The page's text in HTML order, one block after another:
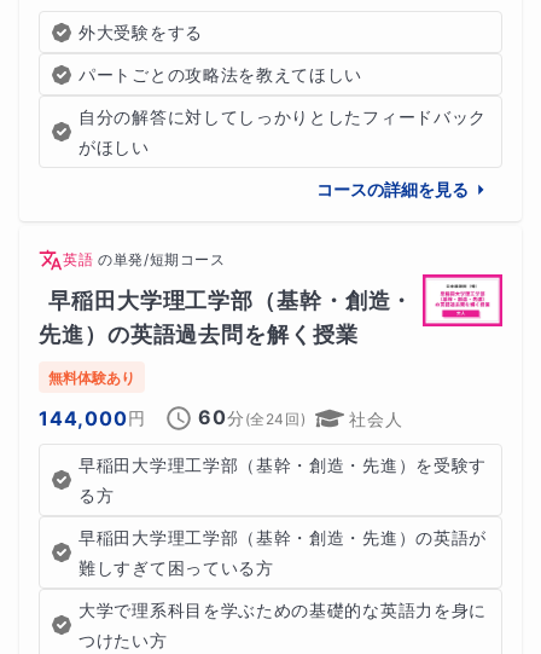
外大受験をする
パートごとの攻略法を教えてほしい
自分の解答に対してしっかりとしたフィードバック
がほしい
コースの詳細を見る
英語 の単発/短期コース
早稲田大学理工学部（基幹・創造・
先進）の英語過去問を解く授業
無料体験あり
144,000円 60分 (全 24 回) 社会人
早稲田大学理工学部（基幹・創造・先進）を受験す
る方
早稲田大学理工学部（基幹・創造・先進）の英語が
難しすぎて困っている方
大学で理系科目を学ぶための基礎的な英語力を身に
つけたい方